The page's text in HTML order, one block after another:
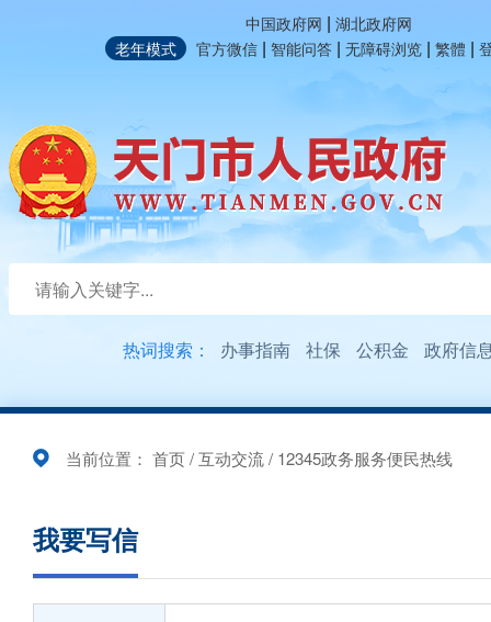
中国政府网 | 湖北政府网
老年模式
官方微信| 智能问答| 无障碍浏览| 繁體 |
热词搜索： 办事指南 社保 公积金 政府信
当前位置： 首页/互动交流/ 12345政务服务便民热线
我要写信